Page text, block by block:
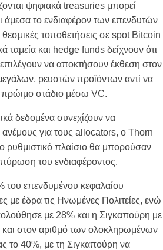
ψηφιακά treasuries μπορεί
άμεσα το ενδιαφέρον των επενδυτών
τοποθετήσεις σε spot Bitcoin
ταμεία και hedge funds δείχνουν ότι
να αποκτήσουν έκθεση στον
ρευστών προϊόντων αντί να
στάδιο μέσω VC.
δεδομένα συνεχίζουν να
ανέμους για τους allocators, ο Thorn
ρυθμιστικό πλαίσιο θα μπορούσαν
του ενδιαφέροντος.
του επενδυμένου κεφαλαίου
με έδρα τις Ηνωμένες Πολιτείες, ενώ
με 28% και η Σιγκαπούρη με
στον αριθμό των ολοκληρωμένων
το 40%, με τη Σιγκαπούρη να